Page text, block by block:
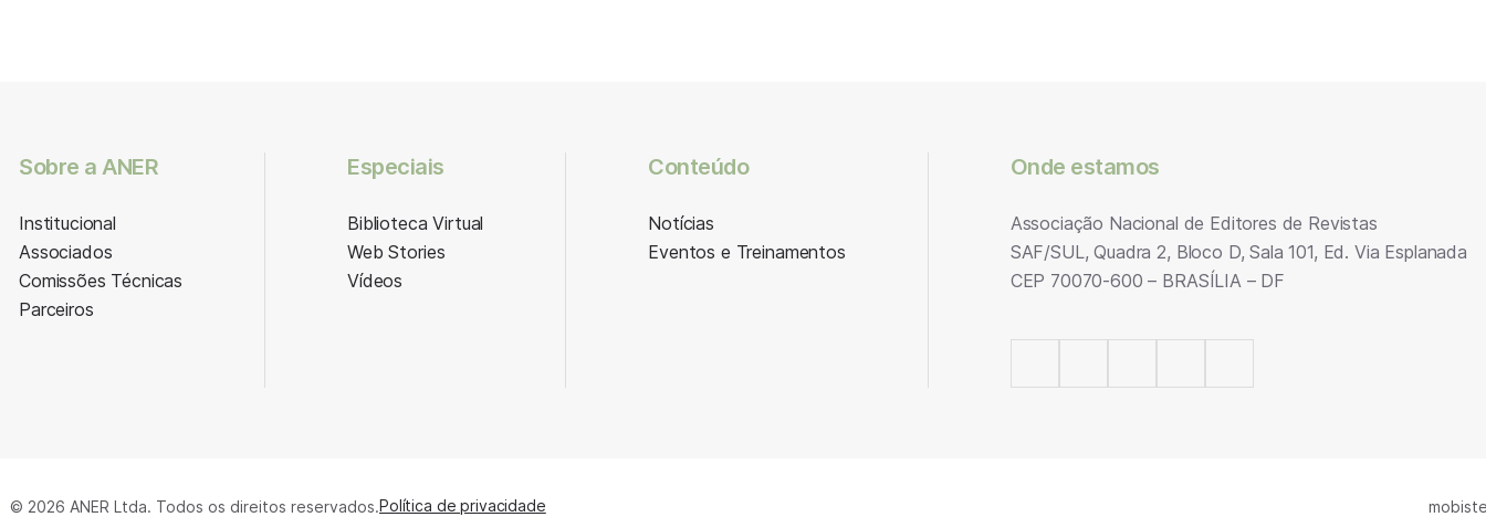
Sobre a ANER
Institucional
Associados
Comissões Técnicas
Parceiros
Especiais
Biblioteca Virtual
Web Stories
Vídeos
Conteúdo
Notícias
Eventos e Treinamentos
Onde estamos
Associação Nacional de Editores de Revistas
SAF/SUL, Quadra 2, Bloco D, Sala 101, Ed. Via Esplanada
CEP 70070-600 – BRASÍLIA – DF
© 2026 ANER Ltda. Todos os direitos reservados.Política de privacidade